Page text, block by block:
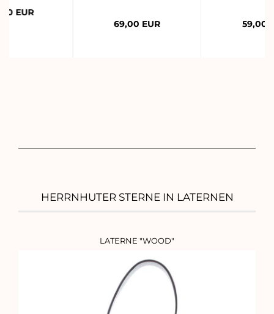
EUR
69,00 EUR
59,00
HERRNHUTER STERNE IN LATERNEN
LATERNE "WOOD"